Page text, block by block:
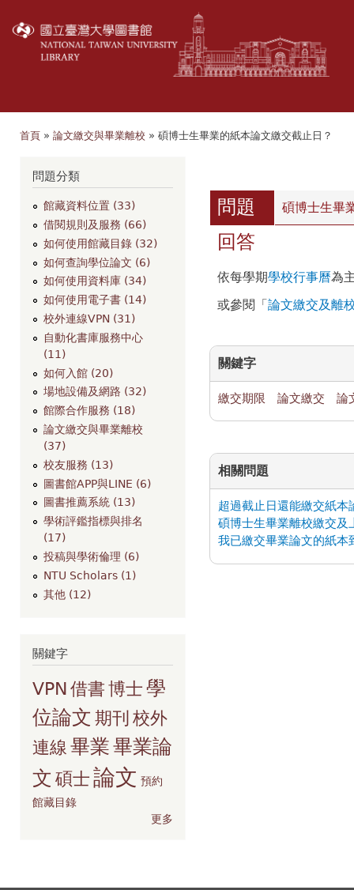
首頁 » 論文繳交與畢業離校 » 碩博士生畢業的紙本論文繳交截止日？
問題分類
館藏資料位置 (33)
借閱規則及服務 (66)
如何使用館藏目錄 (32)
如何查詢學位論文 (6)
如何使用資料庫 (34)
如何使用電子書 (14)
校外連線VPN (31)
自動化書庫服務中心
(11)
如何入館 (20)
場地設備及網路 (32)
館際合作服務 (18)
論文繳交與畢業離校
(37)
校友服務 (13)
圖書館APP與LINE (6)
圖書推薦系統 (13)
學術評鑑指標與排名
(17)
投稿與學術倫理 (6)
NTU Scholars (1)
其他 (12)
關鍵字
VPN借書博士學
位論文 期刊 校外
連線 畢業畢業論
文 碩士論文 預約
館藏目錄
更多
問題 碩博士生畢
回答
依每學期學校行事曆為
或參閱「論文繳交及離
關鍵字
繳交期限 論文繳交 論
相關問題
超過截止日還能繳交紙
碩博士生畢業離校繳交及
我已繳交畢業論文的紙本